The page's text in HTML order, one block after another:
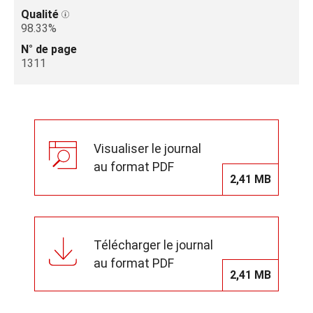
Qualité
98.33%
N° de page
1311
Visualiser le journal
au format PDF
2,41 MB
Télécharger le journal
au format PDF
2,41 MB